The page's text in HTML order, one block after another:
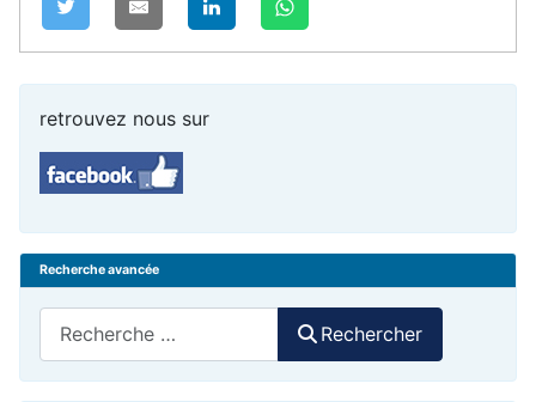
retrouvez nous sur
Recherche avancée
Rechercher